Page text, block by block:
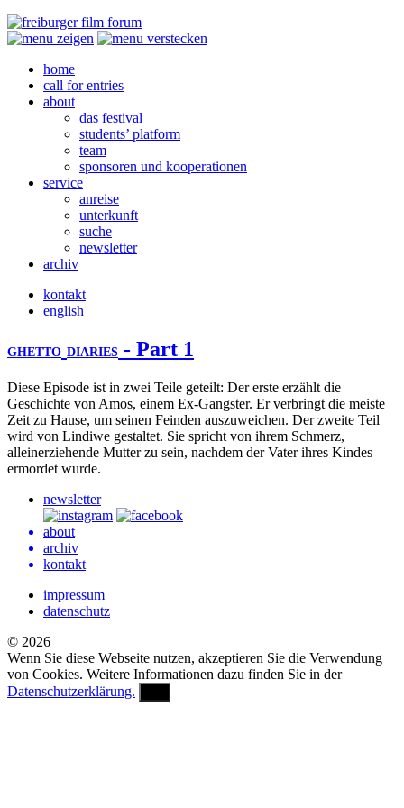
home
call for entries
about
das festival
students’ platform
team
sponsoren und kooperationen
service
anreise
unterkunft
suche
newsletter
archiv
kontakt
english
GHETTO DIARIES - Part 1
Diese Episode ist in zwei Teile geteilt: Der erste erzählt die
Geschichte von Amos, einem Ex-Gangster. Er verbringt die meiste
Zeit zu Hause, um seinen Feinden auszuweichen. Der zweite Teil
wird von Lindiwe gestaltet. Sie spricht von ihrem Schmerz,
alleinerziehende Mutter zu sein, nachdem der Vater ihres Kindes
ermordet wurde.
newsletter
about
archiv
kontakt
impressum
datenschutz
© 2026
Wenn Sie diese Webseite nutzen, akzeptieren Sie die Verwendung
von Cookies. Weitere Informationen dazu finden Sie in der
Datenschutzerklärung.